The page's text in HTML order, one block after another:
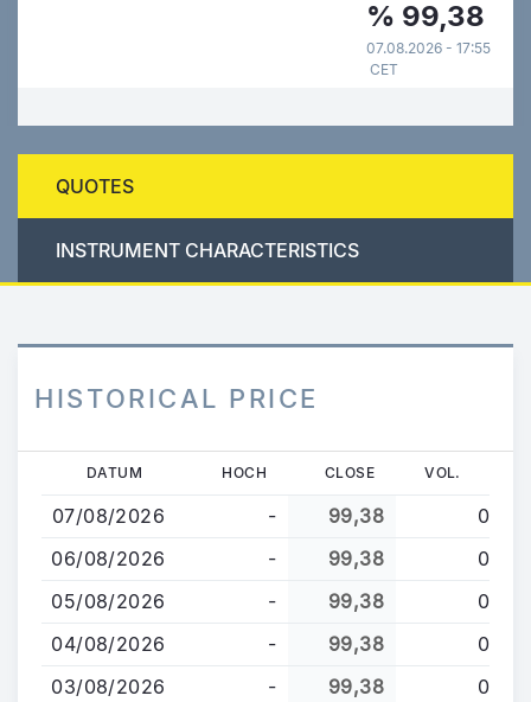
% 99,38
07.08.2026 - 17:55
CET
QUOTES
INSTRUMENT CHARACTERISTICS
HISTORICAL PRICE
Direkt
Inhalt
DATUM HOCH CLOSE VOL.
07/08/2026 - 99,38
0
06/08/2026
- 99,38
0
05/08/2026
- 99,38
0
04/08/2026
- 99,38
0
03/08/2026
- 99,38 0